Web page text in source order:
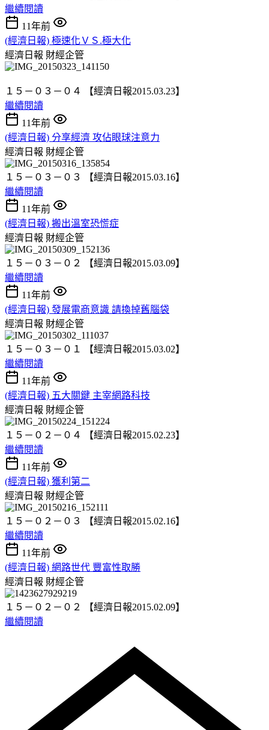
繼續閱讀
11年前
(經濟日報) 極速化ＶＳ.極大化
經濟日報 財經企管
１５－０３－０４ 【經濟日報2015.03.23】
繼續閱讀
11年前
(經濟日報) 分享經濟 攻佔眼球注意力
經濟日報 財經企管
１５－０３－０３ 【經濟日報2015.03.16】
繼續閱讀
11年前
(經濟日報) 搬出溫室恐慌症
經濟日報 財經企管
１５－０３－０２ 【經濟日報2015.03.09】
繼續閱讀
11年前
(經濟日報) 發展電商意識 請換掉舊腦袋
經濟日報 財經企管
１５－０３－０１ 【經濟日報2015.03.02】
繼續閱讀
11年前
(經濟日報) 五大關鍵 主宰網路科技
經濟日報 財經企管
１５－０２－０４ 【經濟日報2015.02.23】
繼續閱讀
11年前
(經濟日報) 獲利第二
經濟日報 財經企管
１５－０２－０３ 【經濟日報2015.02.16】
繼續閱讀
11年前
(經濟日報) 網路世代 豐富性取勝
經濟日報 財經企管
１５－０２－０２ 【經濟日報2015.02.09】
繼續閱讀